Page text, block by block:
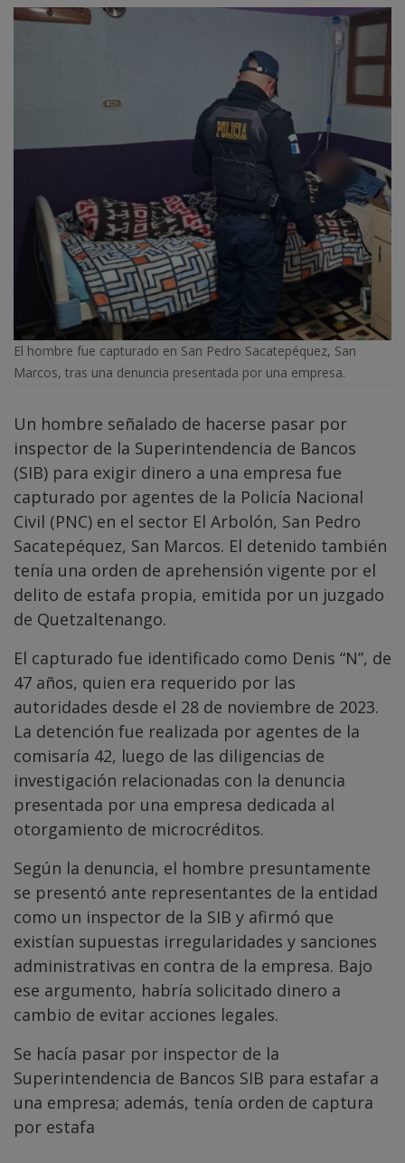
El hombre fue capturado en San Pedro Sacatepéquez, San
Marcos, tras una denuncia presentada por una empresa.
Un hombre señalado de hacerse pasar por
inspector de la Superintendencia de Bancos
(SIB) para exigir dinero a una empresa fue
capturado por agentes de la Policía Nacional
Civil (PNC) en el sector El Arbolón, San Pedro
Sacatepéquez, San Marcos. El detenido también
tenía una orden de aprehensión vigente por el
delito de estafa propia, emitida por un juzgado
de Quetzaltenango.
El capturado fue identificado como Denis “N”, de
47 años, quien era requerido por las
autoridades desde el 28 de noviembre de 2023.
La detención fue realizada por agentes de la
comisaría 42, luego de las diligencias de
investigación relacionadas con la denuncia
presentada por una empresa dedicada al
otorgamiento de microcréditos.
Según la denuncia, el hombre presuntamente
se presentó ante representantes de la entidad
como un inspector de la SIB y afirmó que
existían supuestas irregularidades y sanciones
administrativas en contra de la empresa. Bajo
ese argumento, habría solicitado dinero a
cambio de evitar acciones legales.
Se hacía pasar por inspector de la
Superintendencia de Bancos SIB para estafar a
una empresa; además, tenía orden de captura
por estafa